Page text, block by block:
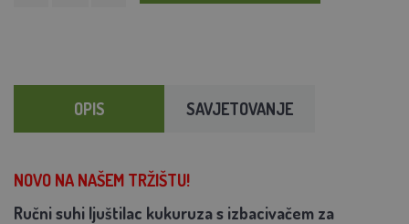
OPIS SAVJETOVANJE
NOVO NA NAŠEM TRŽIŠTU!
Ručni suhi ljuštilac kukuruza s izbacivačem za